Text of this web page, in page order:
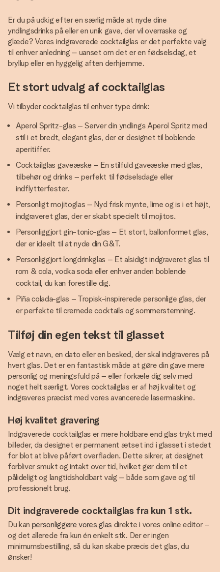
Er du på udkig efter en særlig måde at nyde dine
yndlingsdrinks på eller en unik gave, der vil overraske og
glæde? Vores indgraverede cocktailglas er det perfekte valg
til enhver anledning – uanset om det er en fødselsdag, et
bryllup eller en hyggelig aften derhjemme.
Et stort udvalg af cocktailglas
Vi tilbyder cocktailglas til enhver type drink:
Aperol Spritz-glas – Server din yndlings Aperol Spritz med
stil i et bredt, elegant glas, der er designet til boblende
aperitiffer.
Cocktailglas gaveæske – En stilfuld gaveæske med glas,
tilbehør og drinks – perfekt til fødselsdage eller
indflytterfester.
Personligt mojitoglas – Nyd frisk mynte, lime og is i et højt,
indgraveret glas, der er skabt specielt til mojitos.
Personliggjort gin-tonic-glas – Et stort, ballonformet glas,
der er ideelt til at nyde din G&T.
Personliggjort longdrinkglas – Et alsidigt indgraveret glas til
rom & cola, vodka soda eller enhver anden boblende
cocktail, du kan forestille dig.
Piña colada-glas – Tropisk-inspirerede personlige glas, der
er perfekte til cremede cocktails og sommerstemning.
Tilføj din egen tekst til glasset
Vælg et navn, en dato eller en besked, der skal indgraveres på
hvert glas. Det er en fantastisk måde at gøre din gave mere
personlig og meningsfuld på – eller forkæle dig selv med
noget helt særligt. Vores cocktailglas er af høj kvalitet og
indgraveres præcist med vores avancerede lasermaskine.
Høj kvalitet gravering
Indgraverede cocktailglas er mere holdbare end glas trykt med
billeder, da designet er permanent ætset ind i glasset i stedet
for blot at blive påført overfladen. Dette sikrer, at designet
forbliver smukt og intakt over tid, hvilket gør dem til et
pålideligt og langtidsholdbart valg – både som gave og til
professionelt brug.
Dit indgraverede cocktailglas fra kun 1 stk.
Du kan personliggøre vores glas direkte i vores online editor –
og det allerede fra kun én enkelt stk. Der er ingen
minimumsbestilling, så du kan skabe præcis det glas, du
ønsker!